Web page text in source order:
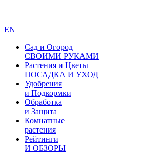
EN
Сад и Огород
СВОИМИ РУКАМИ
Растения и Цветы
ПОСАДКА И УХОД
Удобрения
и Подкормки
Обработка
и Защита
Комнатные
растения
Рейтинги
И ОБЗОРЫ